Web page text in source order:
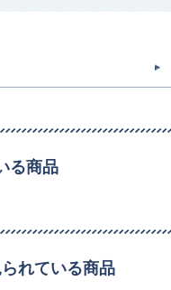
る商品
れている商品